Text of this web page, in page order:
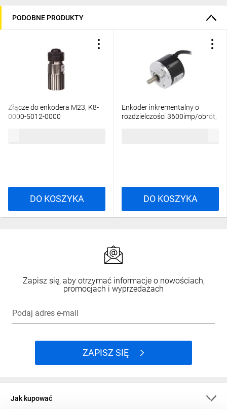
PODOBNE PRODUKTY
Złącze do enkodera M23, K8-
0000-5012-0000
DO KOSZYKA
Enkoder inkrementalny o
rozdzielczości 3600imp/obrót,
DO KOSZYKA
Zapisz się, aby otrzymać informacje o nowościach,
promocjach i wyprzedażach
Podaj adres e-mail
ZAPISZ SIĘ
Jak kupować